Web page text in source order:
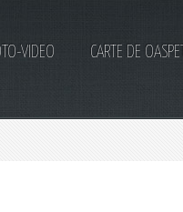
VIDEO CARTE DE OASPETI